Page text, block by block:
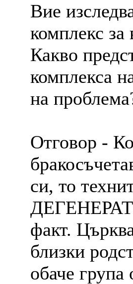
Вие
комплекс за
Какво
комплекса
на
Отговор -
си, то
факт.
близки
обаче